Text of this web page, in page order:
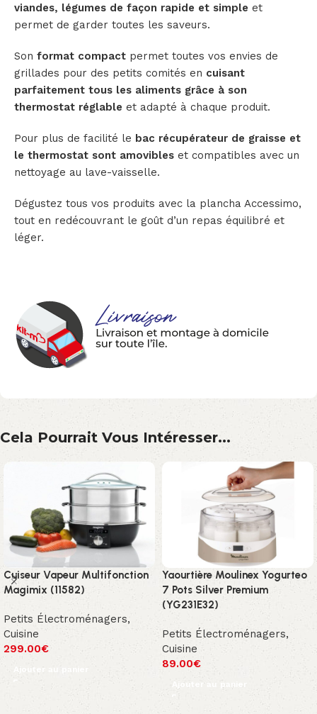
viandes, légumes de façon rapide et simple et
permet de garder toutes les saveurs.
Son format compact permet toutes vos envies de
grillades pour des petits comités en cuisant
parfaitement tous les aliments grâce à son
thermostat réglable et adapté à chaque produit.
Pour plus de facilité le bac récupérateur de graisse et
le thermostat sont amovibles et compatibles avec un
nettoyage au lave-vaisselle.
Dégustez tous vos produits avec la plancha Accessimo,
tout en redécouvrant le goût d’un repas équilibré et
léger.
Cela Pourrait Vous Intéresser...
Cuiseur Vapeur Multifonction
Magimix (11582)
Petits Électroménagers,
Cuisine
299.00€
Ajouter au panier
Yaourtière Moulinex Yogurteo
7 Pots Silver Premium
(YG231E32)
Petits Électroménagers,
Cuisine
89.00€
Ajouter au panier